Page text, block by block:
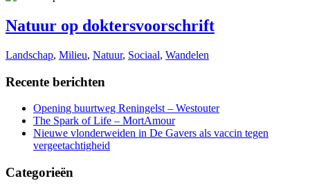
Natuur op doktersvoorschrift
Landschap, Milieu, Natuur, Sociaal, Wandelen
Recente berichten
Opening buurtweg Reningelst – Westouter
The Spark of Life – MortAmour
Nieuwe vlonderweiden in De Gavers als vaccin tegen
vergeetachtigheid
Categorieën